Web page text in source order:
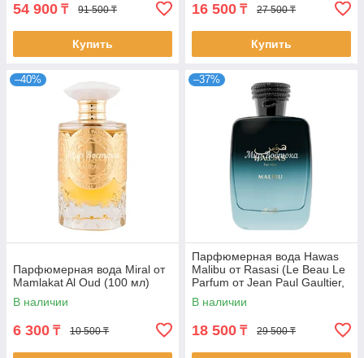
54 900 ₸ 91 500 ₸
Купить
16 500 ₸ 27 500 ₸
Купить
–40%
Парфюмерная вода Miral от
Mamlakat Al Oud (100 мл)
В наличии
6 300 ₸ 10 500 ₸
–37%
Парфюмерная вода Hawas
Malibu от Rasasi (Le Beau Le
Parfum от Jean Paul Gaultier,
100 мл)
В наличии
18 500 ₸ 29 500 ₸